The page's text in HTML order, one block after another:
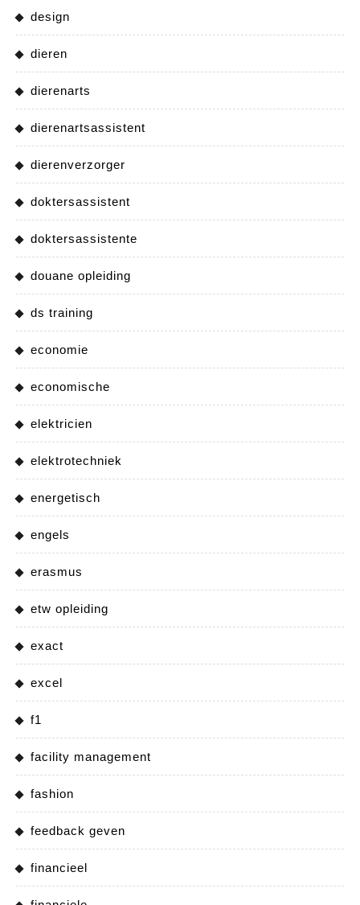
design
dieren
dierenarts
dierenartsassistent
dierenverzorger
doktersassistent
doktersassistente
douane opleiding
ds training
economie
economische
elektricien
elektrotechniek
energetisch
engels
erasmus
etw opleiding
exact
excel
f1
facility management
fashion
feedback geven
financieel